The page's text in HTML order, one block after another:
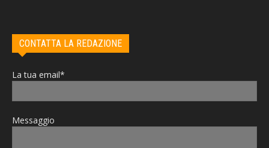
CONTATTA LA REDAZIONE
La tua email*
Messaggio